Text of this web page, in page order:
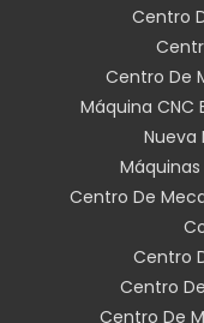
Centro
Centro De
Máquina CNC
Nueva
Centro De
Centro
Centro
Centro De